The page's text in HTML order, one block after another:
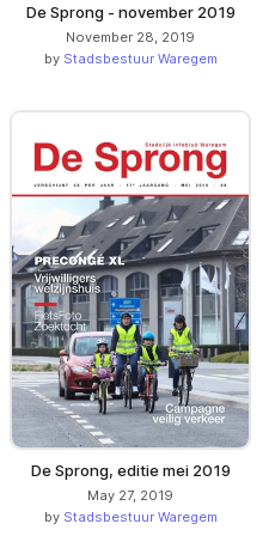
De Sprong - november 2019
November 28, 2019
by Stadsbestuur Waregem
De Sprong, editie mei 2019
May 27, 2019
by Stadsbestuur Waregem